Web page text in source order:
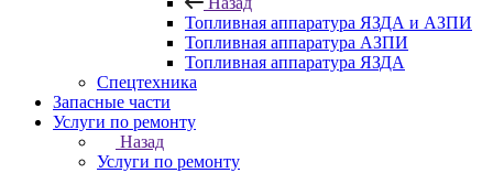
Топливная аппаратура ЯЗДА и АЗПИ
Топливная аппаратура АЗПИ
Топливная аппаратура ЯЗДА
Спецтехника
Запасные части
Услуги по ремонту
Назад
Услуги по ремонту